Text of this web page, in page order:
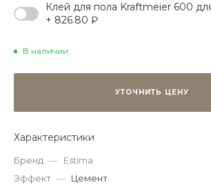
Клей для пола Kraftmeier 600
+ 826.80 ₽
В наличии
УТОЧНИТЬ ЦЕНУ
Характеристики
Бренд — Estima
Эффект — Цемент